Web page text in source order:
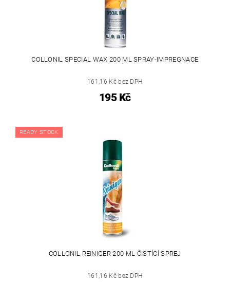
COLLONIL SPECIAL WAX 200 ML SPRAY-IMPREGNACE
161,16 Kč bez DPH
195 Kč
READY STOCK
COLLONIL REINIGER 200 ML ČISTÍCÍ SPREJ
161,16 Kč bez DPH